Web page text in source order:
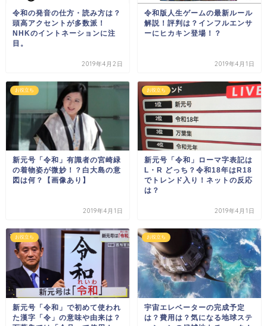
令和の発音の仕方・読み方は？
頭高アクセントが多数派！
NHKのイントネーションに注
目。
2019年4月2日
令和版人生ゲームの最新ルール
解説！評判は？インフルエンサ
ーにヒカキン登場！？
2019年4月1日
お役立ち
新元号「令和」有識者の宮崎緑
の着物姿が微妙！？白大島の意
図は何？【画像あり】
2019年4月1日
お役立ち
新元号「令和」ローマ字表記は
L・R どっち？令和18年はR18
でトレンド入り！ネットの反応
は？
2019年4月1日
お役立ち
新元号「令和」で初めて使われ
た漢字「令」の意味や由来は？
お役立ち
宇宙エレベーターの完成予定
は？費用は？気になる地球ステ